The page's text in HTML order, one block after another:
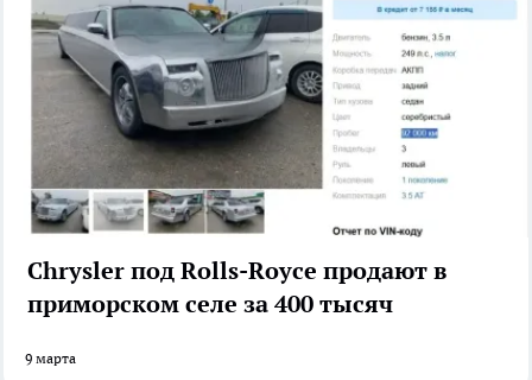
Chrysler под Rolls-Royce продают в
приморском селе за 400 тысяч
9 марта